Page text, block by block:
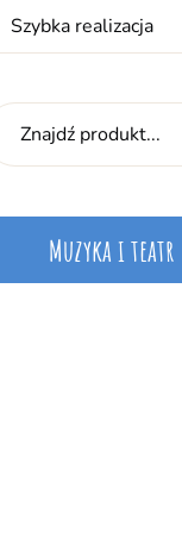
Szybka realizacja
Muzyka i teatr